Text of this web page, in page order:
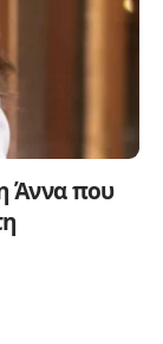
Άννα που